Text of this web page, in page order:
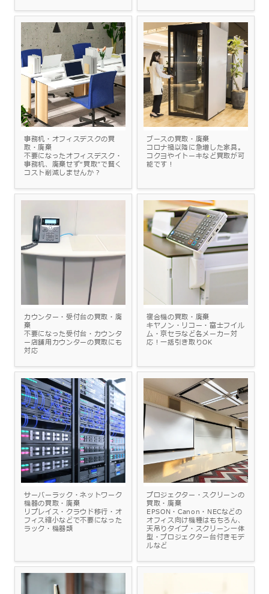
事務机・オフィスデスクの買
取・廃棄
不要になったオフィスデスク・
事務机、廃棄せず“買取”で賢く
コスト削減しませんか？
ブースの買取・廃棄
コロナ禍以降に急増した家具。
コクヨやイトーキなど買取が可
能です！
カウンター・受付台の買取・廃
棄
不要になった受付台・カウンタ
ー店舗用カウンターの買取にも
対応
複合機の買取・廃棄
キヤノン・リコー・富士フイル
ム・京セラなど各メーカー対
応！一括引き取りOK
サーバーラック・ネットワーク
機器の買取・廃棄
リプレイス・クラウド移行・オ
フィス縮小などで不要になった
ラック・機器類
プロジェクター・スクリーンの
買取・廃棄
EPSON・Canon・NECなどの
オフィス向け機種はもちろん、
天吊りタイプ・スクリーン一体
型・プロジェクター台付きモデ
ルなど